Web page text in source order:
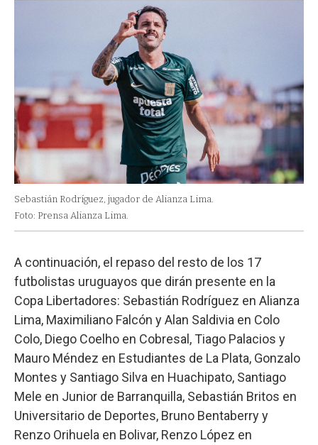
Sebastián Rodríguez, jugador de Alianza Lima.
Foto: Prensa Alianza Lima.
A continuación, el repaso del resto de los 17
futbolistas uruguayos que dirán presente en la
Copa Libertadores: Sebastián Rodríguez en Alianza
Lima, Maximiliano Falcón y Alan Saldivia en Colo
Colo, Diego Coelho en Cobresal, Tiago Palacios y
Mauro Méndez en Estudiantes de La Plata, Gonzalo
Montes y Santiago Silva en Huachipato, Santiago
Mele en Junior de Barranquilla, Sebastián Britos en
Universitario de Deportes, Bruno Bentaberry y
Renzo Orihuela en Bolivar, Renzo López en